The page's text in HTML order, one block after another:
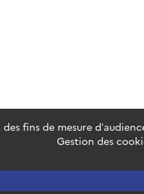
fins de mesure
Gestion des